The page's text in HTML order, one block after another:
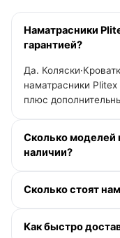
Наматрасники
гарантией?
Да.
наматрасники Plitex
плюс
Сколько моделей
наличии?
Актуальные цены
Сколько стоят
деньгами. Точную
Как быстро